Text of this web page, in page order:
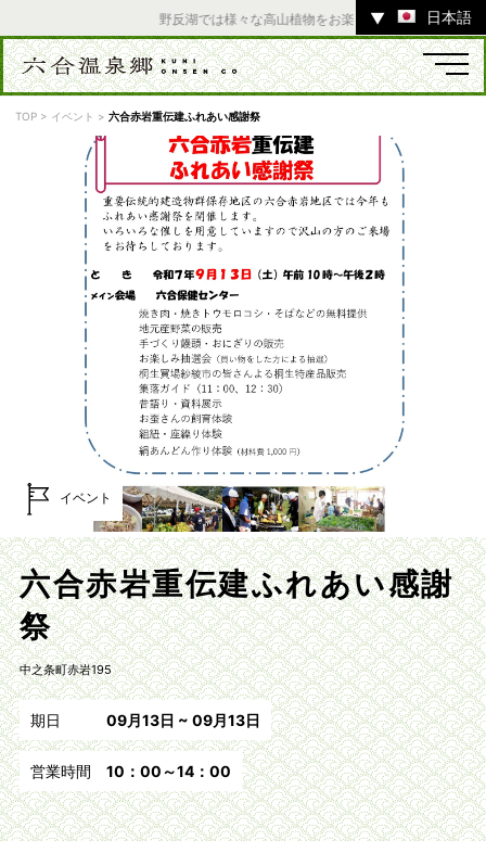
野反湖では様々な高山植物をお楽しみいただけます。
▼ 日本語
温泉 宿 お店 スポット
体験 イベント
中之条町その他のエリア
TOP > イベント >六合赤岩重伝建ふれあい感謝祭
イベント
六合赤岩重伝建ふれあい感謝
祭
中之条町赤岩195
期日 09月13日 ~ 09月13日
営業時間 10：00～14：00